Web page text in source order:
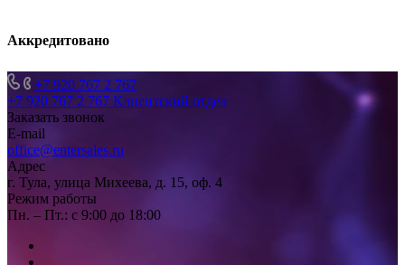
Аккредитовано
+7 920 767 2 767
+7 920 767 2 767 Клиентский отдел
Заказать звонок
E-mail
office@entersales.ru
Адрес
г. Тула, улица Михеева, д. 15, оф. 4
Режим работы
Пн. – Пт.: с 9:00 до 18:00